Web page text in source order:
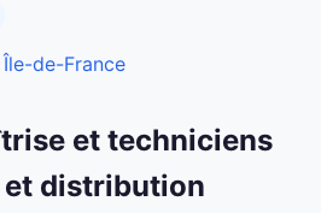
de-France
et techniciens
distribution